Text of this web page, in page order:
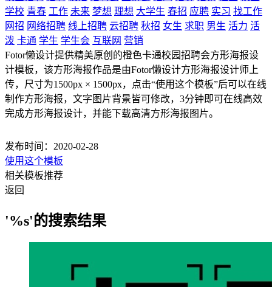
学校 青春 工作 未来 梦想 理想 大学生 春招 应聘 实习 找工作
网招 网络招聘 线上招聘 云招聘 秋招 女生 求职 男生 活力 活
泼 卡通 学生 学生会 互联网 营销
Fotor懒设计提供精美原创的橙色卡通校园招聘会方形海报设
计模板，该方形海报作品是由Fotor懒设计方形海报设计师上
传，尺寸为1500px × 1500px，点击“使用这个模板”后可以在线
制作方形海报，文字图片背景皆可修改，3分钟即可在线高效
完成方形海报设计，并能下载高清方形海报图片。
发布时间：2020-02-28
使用这个模板
相关模板推荐
返回
'%s'的搜索结果